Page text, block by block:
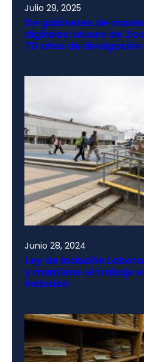
Julio 29, 2025
De gabinetes de
digitales: Museo de
70 años de
Junio 28, 2024
Ley de Inclusión
y mantiene el trabajo
inclusión